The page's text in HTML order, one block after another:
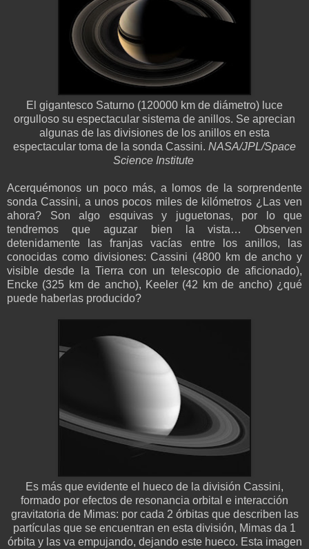
El gigantesco Saturno (120000 km de diámetro) luce
orgulloso su espectacular sistema de anillos. Se aprecian
algunas de las divisiones de los anillos en esta
espectacular toma de la sonda Cassini. NASA/JPL/Space
Science Institute
Acerquémonos un poco más, a lomos de la sorprendente
sonda Cassini, a unos pocos miles de kilómetros ¿Las ven
ahora? Son algo esquivas y juguetonas, por lo que
tendremos que aguzar bien la vista… Observen
detenidamente las franjas vacías entre los anillos, las
conocidas como divisiones: Cassini (4800 km de ancho y
visible desde la Tierra con un telescopio de aficionado),
Encke (325 km de ancho), Keeler (42 km de ancho) ¿qué
puede haberlas producido?
Es más que evidente el hueco de la división Cassini,
formado por efectos de resonancia orbital e interacción
gravitatoria de Mimas: por cada 2 órbitas que describen las
partículas que se encuentran en esta división, Mimas da 1
órbita y las va empujando, dejando este hueco. Esta imagen